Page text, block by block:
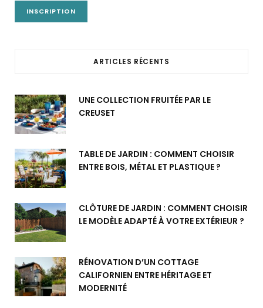
ARTICLES RÉCENTS
UNE COLLECTION FRUITÉE PAR LE
CREUSET
TABLE DE JARDIN : COMMENT CHOISIR
ENTRE BOIS, MÉTAL ET PLASTIQUE ?
CLÔTURE DE JARDIN : COMMENT CHOISIR
LE MODÈLE ADAPTÉ À VOTRE EXTÉRIEUR ?
RÉNOVATION D’UN COTTAGE
CALIFORNIEN ENTRE HÉRITAGE ET
MODERNITÉ